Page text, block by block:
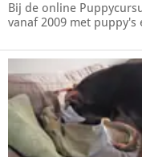
Bij de online
vanaf 2009 met